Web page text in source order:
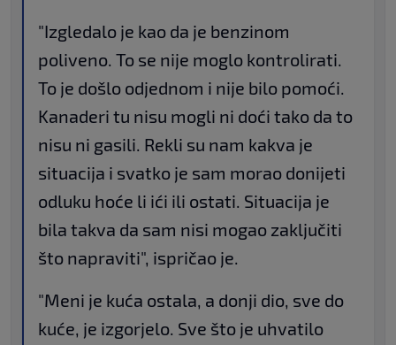
"Izgledalo je kao da je benzinom
poliveno. To se nije moglo kontrolirati.
To je došlo odjednom i nije bilo pomoći.
Kanaderi tu nisu mogli ni doći tako da to
nisu ni gasili. Rekli su nam kakva je
situacija i svatko je sam morao donijeti
odluku hoće li ići ili ostati. Situacija je
bila takva da sam nisi mogao zaključiti
što napraviti", ispričao je.
"Meni je kuća ostala, a donji dio, sve do
kuće, je izgorjelo. Sve što je uhvatilo